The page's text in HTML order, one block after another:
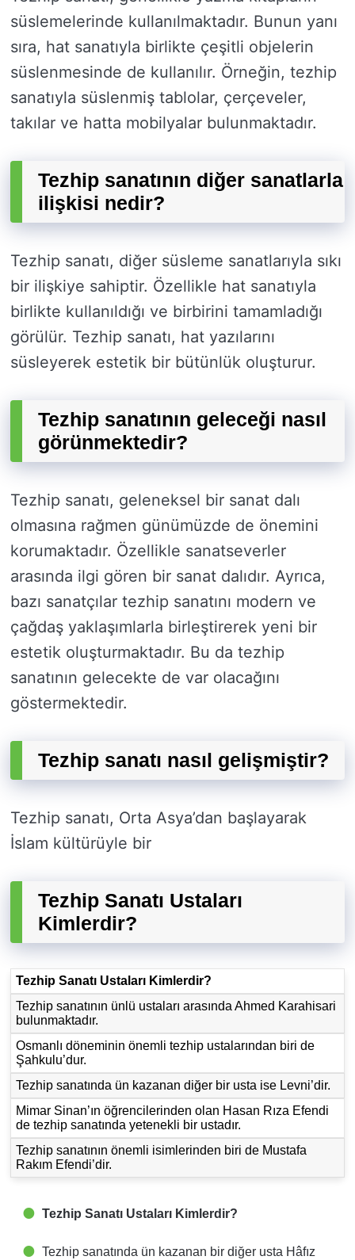
süslemelerinde kullanılmaktadır. Bunun yanı
sıra, hat sanatıyla birlikte çeşitli objelerin
süslenmesinde de kullanılır. Örneğin, tezhip
sanatıyla süslenmiş tablolar, çerçeveler,
takılar ve hatta mobilyalar bulunmaktadır.
Tezhip sanatının diğer sanatlarla
ilişkisi nedir?
Tezhip sanatı, diğer süsleme sanatlarıyla sıkı
bir ilişkiye sahiptir. Özellikle hat sanatıyla
birlikte kullanıldığı ve birbirini tamamladığı
görülür. Tezhip sanatı, hat yazılarını
süsleyerek estetik bir bütünlük oluşturur.
Tezhip sanatının geleceği nasıl
görünmektedir?
Tezhip sanatı, geleneksel bir sanat dalı
olmasına rağmen günümüzde de önemini
korumaktadır. Özellikle sanatseverler
arasında ilgi gören bir sanat dalıdır. Ayrıca,
bazı sanatçılar tezhip sanatını modern ve
çağdaş yaklaşımlarla birleştirerek yeni bir
estetik oluşturmaktadır. Bu da tezhip
sanatının gelecekte de var olacağını
göstermektedir.
Tezhip sanatı nasıl gelişmiştir?
Tezhip sanatı, Orta Asya’dan başlayarak
İslam kültürüyle bir
Tezhip Sanatı Ustaları
Kimlerdir?
Tezhip Sanatı Ustaları Kimlerdir?
Tezhip sanatının ünlü ustaları arasında Ahmed Karahisari
bulunmaktadır.
Osmanlı döneminin önemli tezhip ustalarından biri de
Şahkulu’dur.
Tezhip sanatında ün kazanan diğer bir usta ise Levni’dir.
Mimar Sinan’ın öğrencilerinden olan Hasan Rıza Efendi
de tezhip sanatında yetenekli bir ustadır.
Tezhip sanatının önemli isimlerinden biri de Mustafa
Rakım Efendi’dir.
Tezhip Sanatı Ustaları Kimlerdir?
Tezhip sanatında ün kazanan bir diğer usta Hâfız